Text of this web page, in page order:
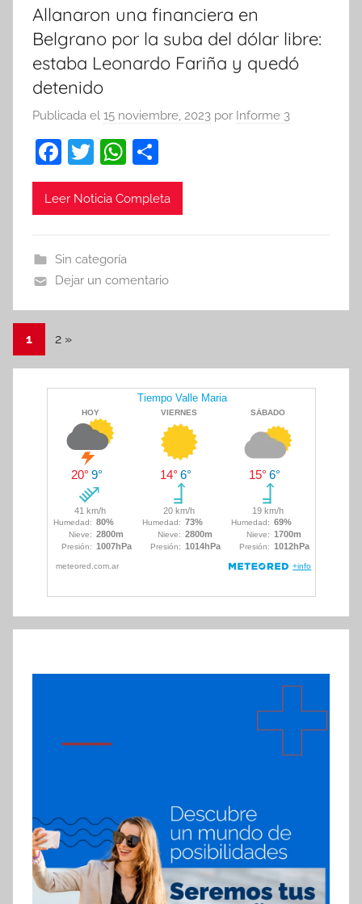
Allanaron una financiera en
Belgrano por la suba del dólar libre:
estaba Leonardo Fariña y quedó
detenido
Publicada el 15 noviembre, 2023 por Informe 3
F
a
c
b
o
o
k
T
w
itt
W
h
at
A
p
p
o
m
tir
Leer Noticia Completa
Sin categoría
Dejar un comentario
Navegación
de
entradas
1 2 »